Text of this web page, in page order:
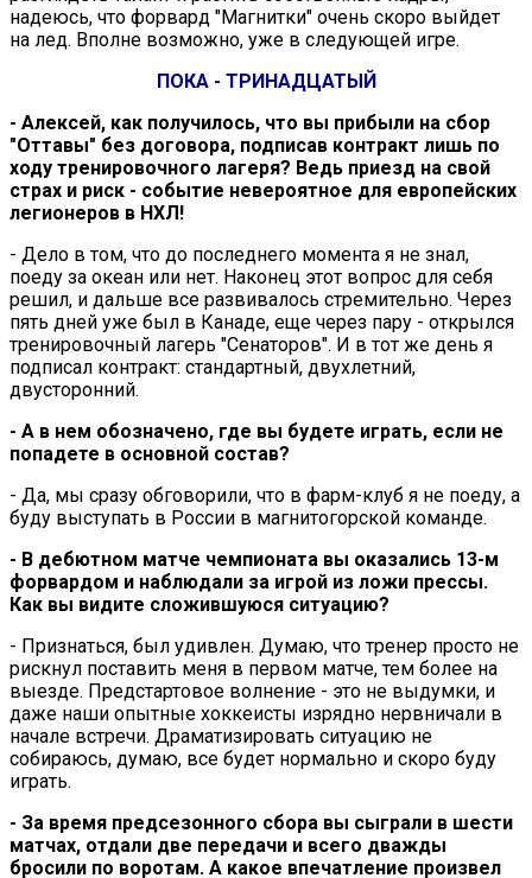
надеюсь, что форвард "Магнитки" очень скоро выйдет
на лед. Вполне возможно, уже в следующей игре.
ПОКА - ТРИНАДЦАТЫЙ
- Алексей, как получилось, что вы прибыли на сбор
"Оттавы" без договора, подписав контракт лишь по
ходу тренировочного лагеря? Ведь приезд на свой
страх и риск - событие невероятное для европейских
легионеров в НХЛ!
- Дело в том, что до последнего момента я не знал,
поеду за океан или нет. Наконец этот вопрос для себя
решил, и дальше все развивалось стремительно. Через
пять дней уже был в Канаде, еще через пару - открылся
тренировочный лагерь "Сенаторов". И в тот же день я
подписал контракт: стандартный, двухлетний,
двусторонний.
- А в нем обозначено, где вы будете играть, если не
попадете в основной состав?
- Да, мы сразу обговорили, что в фарм-клуб я не поеду, а
буду выступать в России в магнитогорской команде.
- В дебютном матче чемпионата вы оказались 13-м
форвардом и наблюдали за игрой из ложи прессы.
Как вы видите сложившуюся ситуацию?
- Признаться, был удивлен. Думаю, что тренер просто не
рискнул поставить меня в первом матче, тем более на
выезде. Предстартовое волнение - это не выдумки, и
даже наши опытные хоккеисты изрядно нервничали в
начале встречи. Драматизировать ситуацию не
собираюсь, думаю, все будет нормально и скоро буду
играть.
- За время предсезонного сбора вы сыграли в шести
матчах, отдали две передачи и всего дважды
бросили по воротам. А какое впечатление произвел